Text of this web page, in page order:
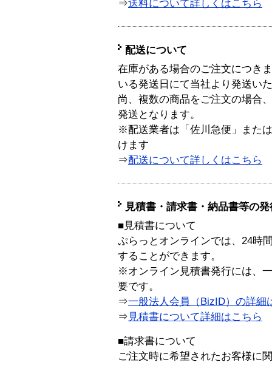
⇒送料について詳しくはこちら
配送について
在庫がある場合のご注文につき
いる発送日にて当社より発送い
尚、複数の商品をご注文の場合
発送となります。
※配送業者は「佐川急便」また
けます
⇒配送について詳しくはこちら
見積書・請求書・納品書等の
■見積書について
ぷらっとオンラインでは、24時
することができます。
※オンライン見積書発行には、
要です。
⇒一般法人会員（BizID）の詳細
⇒ 見積書について詳細はこちら
■請求書について
ご注文時に希望されたお客様に